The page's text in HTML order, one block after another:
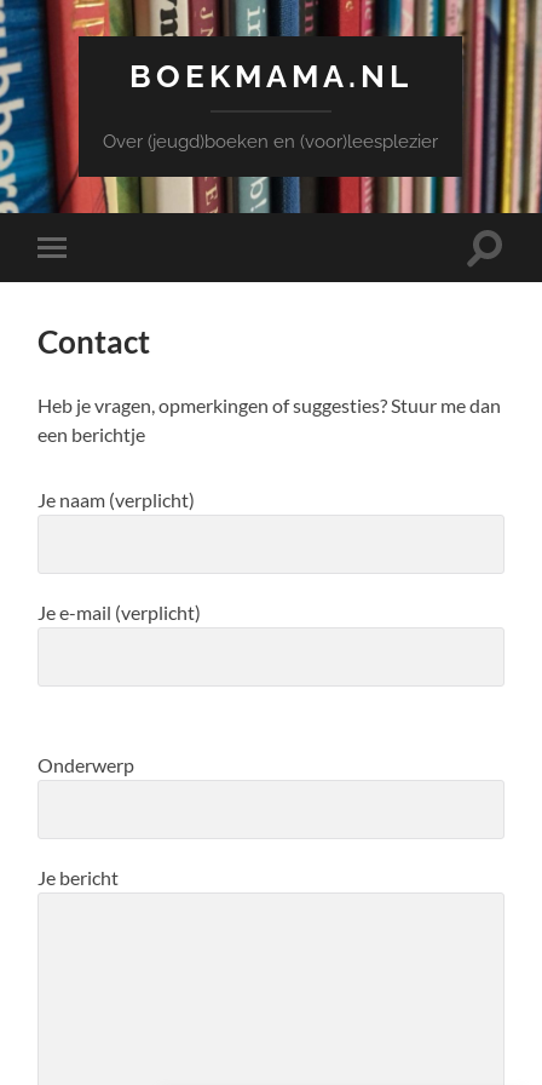
BOEKMAMA.NL
Over (jeugd)boeken en (voor)leesplezier
Toggle
mobiel
Toggle
Contact
Heb je vragen, opmerkingen of suggesties? Stuur me dan
een berichtje
Je naam (verplicht)
Je e-mail (verplicht)
Onderwerp
Je bericht